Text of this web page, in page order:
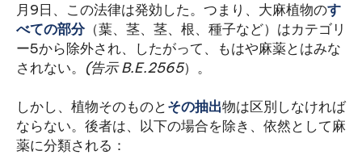
月9日、この法律は発効した。つまり、大麻植物のす
べての部分 （葉、茎、茎、根、種子など）はカテゴリ
ー5から除外され、したがって、もはや麻薬とはみな
されない。 (告示 B.E.2565）。
しかし、植物そのものとその抽出物は区別しなければ
ならない。後者は、以下の場合を除き、依然として麻
薬に分類される：